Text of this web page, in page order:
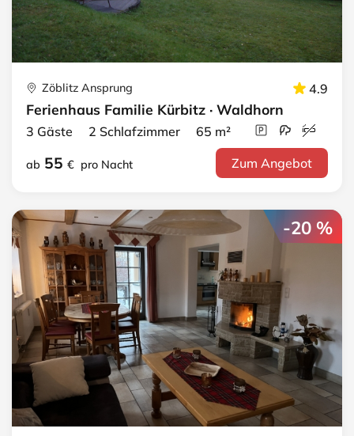
Zöblitz Ansprung 4.9
Ferienhaus Familie Kürbitz · Waldhorn
3 Gäste 2 Schlafzimmer 65 m²
ab 55 € pro Nacht Zum Angebot
-20 %